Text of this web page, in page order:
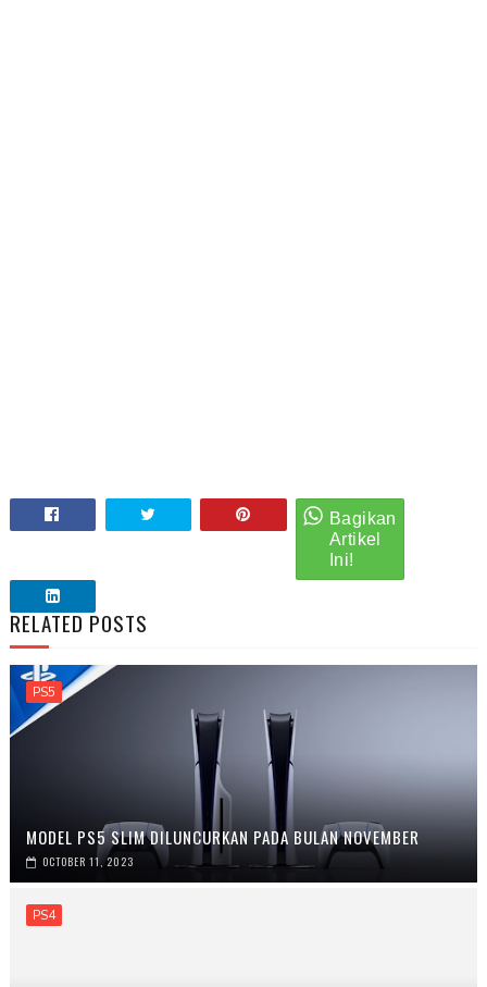
RELATED POSTS
PS5
MODEL PS5 SLIM DILUNCURKAN PADA BULAN NOVEMBER
OCTOBER 11, 2023
PS4